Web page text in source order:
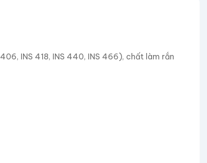
INS 418, INS 440, INS 466), chất làm rắn